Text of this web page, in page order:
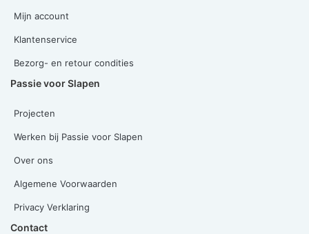
Mijn account
Klantenservice
Bezorg- en retour condities
Passie voor Slapen
Projecten
Werken bij Passie voor Slapen
Over ons
Algemene Voorwaarden
Privacy Verklaring
Contact